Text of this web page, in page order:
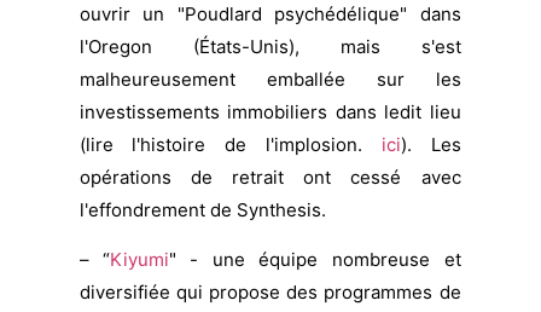
ouvrir un "Poudlard psychédélique" dans
l'Oregon (États-Unis), mais s'est
malheureusement emballée sur les
investissements immobiliers dans ledit lieu
(lire l'histoire de l'implosion. ici). Les
opérations de retrait ont cessé avec
l'effondrement de Synthesis.
– “Kiyumi" - une équipe nombreuse et
diversifiée qui propose des programmes de